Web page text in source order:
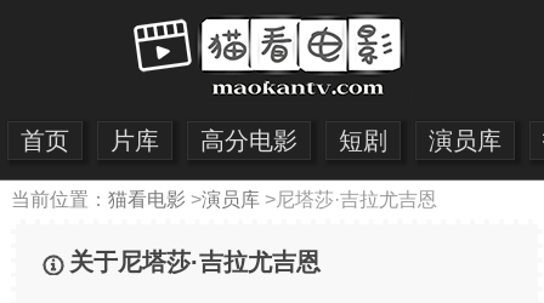
首页 片库 高分电影 短剧 演员库
当前位置： 猫看电影 >演员库>尼塔莎·吉拉尤吉恩
关于尼塔莎·吉拉尤吉恩